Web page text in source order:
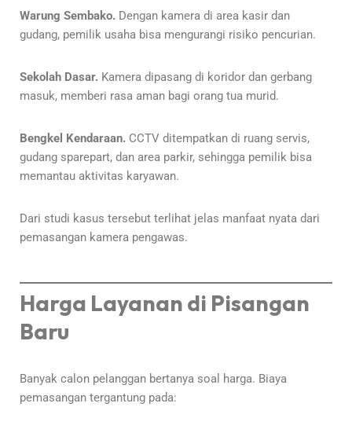
Warung Sembako. Dengan kamera di area kasir dan
gudang, pemilik usaha bisa mengurangi risiko pencurian.
Sekolah Dasar. Kamera dipasang di koridor dan gerbang
masuk, memberi rasa aman bagi orang tua murid.
Bengkel Kendaraan. CCTV ditempatkan di ruang servis,
gudang sparepart, dan area parkir, sehingga pemilik bisa
memantau aktivitas karyawan.
Dari studi kasus tersebut terlihat jelas manfaat nyata dari
pemasangan kamera pengawas.
Harga Layanan di Pisangan
Baru
Banyak calon pelanggan bertanya soal harga. Biaya
pemasangan tergantung pada: